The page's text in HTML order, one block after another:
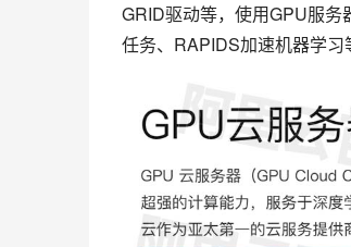
GRID驱动等，使用GPU服
任务、RAPIDS加速机器学习